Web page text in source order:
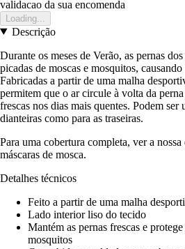
validacao da sua encomenda
Loading...
Descrição
Durante os meses de Verão, as pernas
picadas de moscas e mosquitos,
Fabricadas a partir de uma malha
permitem que o ar circule à volta da
frescas nos dias mais quentes. Podem ser
dianteiras como para as traseiras.
Para uma cobertura completa, ver a nossa
máscaras de mosca.
Detalhes técnicos
Feito a partir de uma malha
Lado interior liso do tecido
Mantém as pernas frescas e
mosquitos